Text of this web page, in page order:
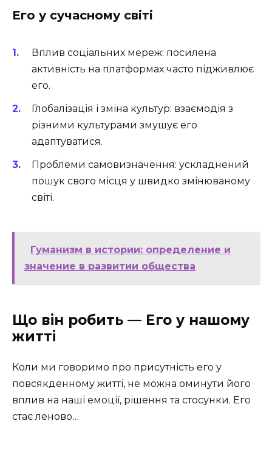
Его у сучасному світі
Вплив соціальних мереж: посилена
активність на платформах часто підживлює
его.
Глобалізація і зміна культур: взаємодія з
різними культурами змушує его
адаптуватися.
Проблеми самовизначення: ускладнений
пошук свого місця у швидко змінюваному
світі.
Гуманизм в истории: определение и
значение в развитии общества
Що він робить — Его у нашому
житті
Коли ми говоримо про присутність его у
повсякденному житті, не можна оминути його
вплив на наші емоції, рішення та стосунки. Его
стає леново…